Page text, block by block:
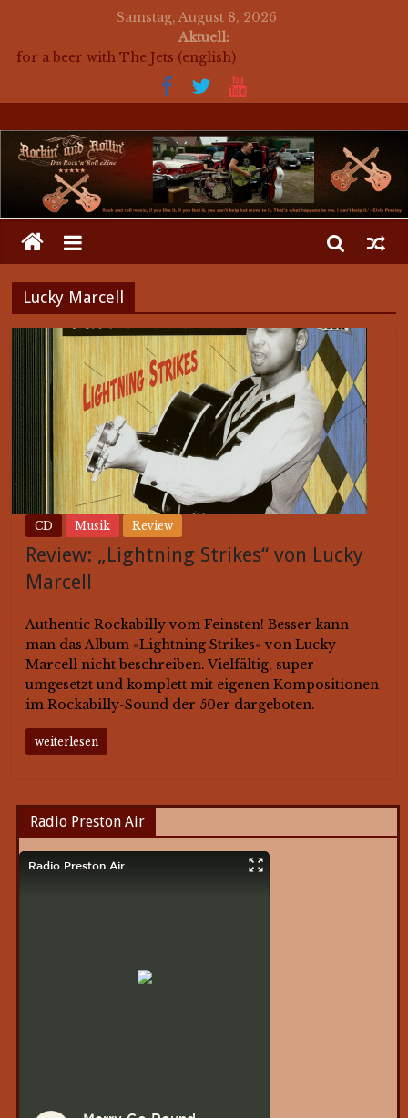
Samstag, August 8, 2026
Aktuell:
for a beer with The Jets (english)
Mosaik Massaker – Mosaikkunst aus dem Bereich
Rockabilly, Kustom Kultur und der Hot Rod Szene
auf ein Bier mit Mason Dixon Hobos
auf ein Bier mit The Jets
Lucky Marcell
CD Musik Review
Review: „Lightning Strikes“ von Lucky
Marcell
Authentic Rockabilly vom Feinsten! Besser kann
man das Album »Lightning Strikes« von Lucky
Marcell nicht beschreiben. Vielfältig, super
umgesetzt und komplett mit eigenen Kompositionen
im Rockabilly-Sound der 50er dargeboten.
weiterlesen
Radio Preston Air